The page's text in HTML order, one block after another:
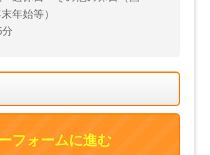
年始等）
フォームに進む